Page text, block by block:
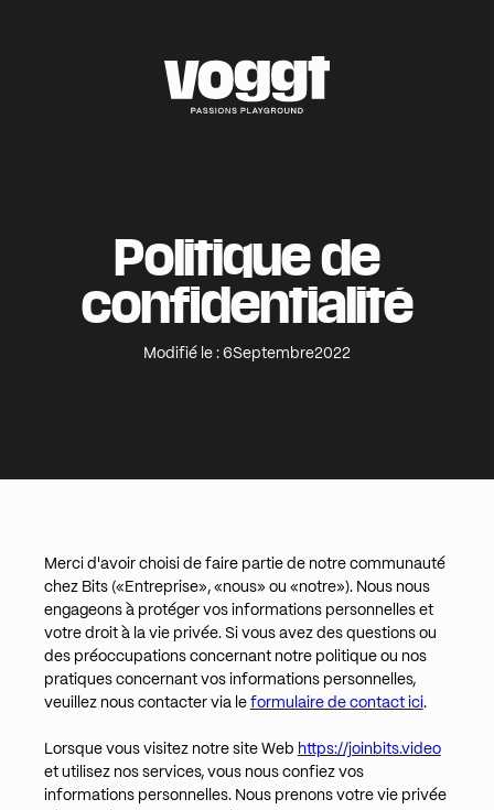
Politique de
confidentialité
Modifié le : 6Septembre2022
Merci d'avoir choisi de faire partie de notre communauté
chez Bits («Entreprise», «nous» ou «notre»). Nous nous
engageons à protéger vos informations personnelles et
votre droit à la vie privée. Si vous avez des questions ou
des préoccupations concernant notre politique ou nos
pratiques concernant vos informations personnelles,
veuillez nous contacter via le formulaire de contact ici.
Lorsque vous visitez notre site Web https://joinbits.video
et utilisez nos services, vous nous confiez vos
informations personnelles. Nous prenons votre vie privée